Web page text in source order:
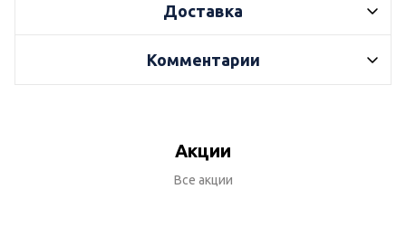
Доставка
Комментарии
Акции
Все акции